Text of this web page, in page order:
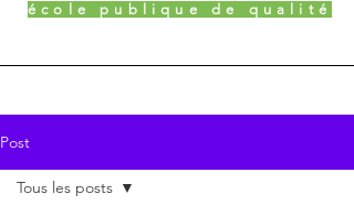
école publique de qualité
Post
Tous les posts